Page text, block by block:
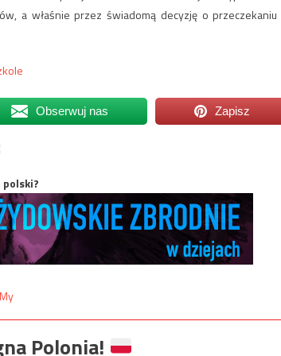
a właśnie przez świadomą decyzję o
Obserwuj nas Zapisz
polski?
Polonia!